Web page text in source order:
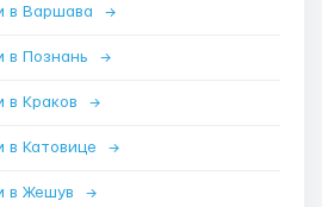
в Варшава →
в Познань →
в Краков →
в Катовице →
в Жешув →